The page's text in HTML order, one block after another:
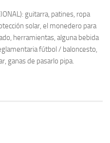
guitarra, patines, ropa
solar, el monedero para
herramientas, alguna bebida
fútbol / baloncesto,
ganas de pasarlo pipa.